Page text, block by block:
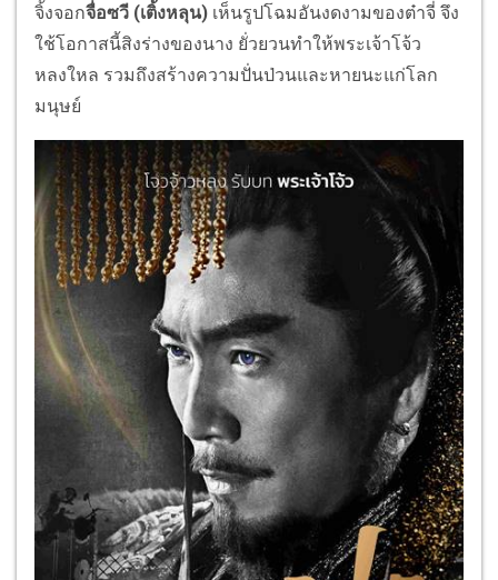
จิ้งจอกจื่อซวี (เติ้งหลุน) เห็นรูปโฉมอันงดงามของต๋าจี่ จึง
ใช้โอกาสนี้สิงร่างของนาง ยั่วยวนทำให้พระเจ้าโจ้ว
หลงใหล รวมถึงสร้างความปั่นป่วนและหายนะแก่โลก
มนุษย์